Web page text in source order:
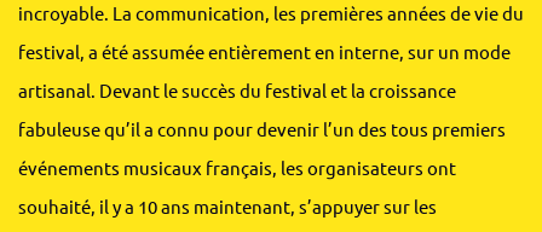
incroyable. La communication, les premières années de vie du
festival, a été assumée entièrement en interne, sur un mode
artisanal. Devant le succès du festival et la croissance
fabuleuse qu’il a connu pour devenir l’un des tous premiers
événements musicaux français, les organisateurs ont
souhaité, il y a 10 ans maintenant, s’appuyer sur les